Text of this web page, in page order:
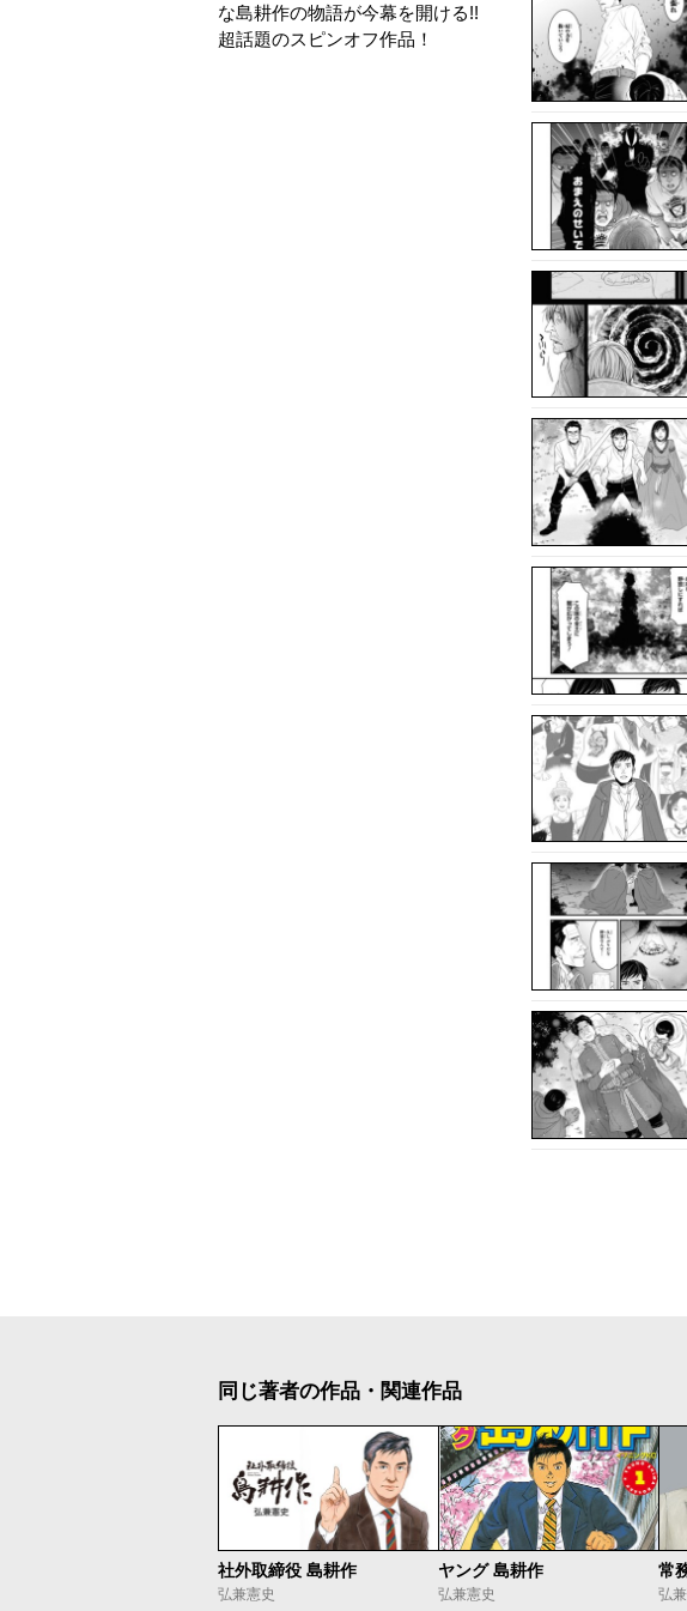
な島耕作の物語が今幕を開ける!!
超話題のスピンオフ作品！
同じ著者の作品・関連作品
社外取締役 島耕作
弘兼憲史
ヤング 島耕作
弘兼憲史
常
弘